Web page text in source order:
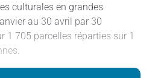
culturales en grandes
au 30 avril par 30
1 705 parcelles réparties sur 1